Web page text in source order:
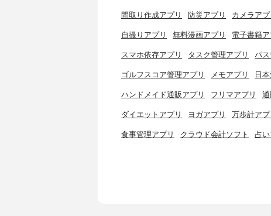
間取り作成アプリ 防災アプリ カメラアプ
自撮りアプリ 無料漫画アプリ 電子書籍ア
スマホ依存アプリ タスク管理アプリ パ
ゴルフスコア管理アプリ メモアプリ 日
ハンドメイド通販アプリ フリマアプリ 通
ダイエットアプリ ヨガアプリ 万歩計アプ
食事管理アプリ クラウド会計ソフト 占い